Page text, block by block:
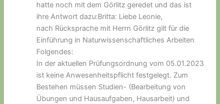
hatte noch mit dem Görlitz geredet und das ist
ihre Antwort dazu:Britta: Liebe Leonie,
nach Rücksprache mit Herrn Görlitz gilt für die
Einführung in Naturwissenschaftliches Arbeiten
Folgendes:
In der aktuellen Prüfungsordnung vom 05.01.2023
ist keine Anwesenheitspflicht festgelegt. Zum
Bestehen müssen Studien- (Bearbeitung von
Übungen und Hausaufgaben, Hausarbeit) und